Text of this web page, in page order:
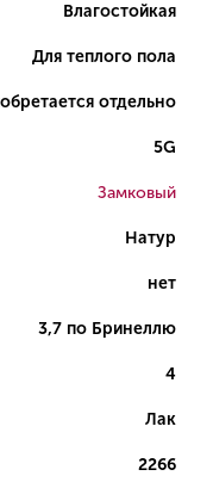
Влагостойкая
Для теплого пола
отдельно
5G
Замковый
Натур
нет
3,7 по Бринеллю
4
Лак
2266